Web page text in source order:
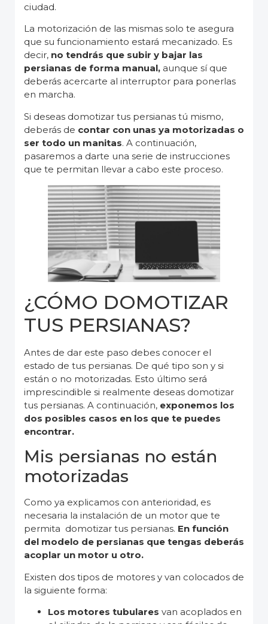
ciudad.
La motorización de las mismas solo te asegura
que su funcionamiento estará mecanizado. Es
decir, no tendrás que subir y bajar las
persianas de forma manual, aunque sí que
deberás acercarte al interruptor para ponerlas
en marcha.
Si deseas domotizar tus persianas tú mismo,
deberás de contar con unas ya motorizadas o
ser todo un manitas. A continuación,
pasaremos a darte una serie de instrucciones
que te permitan llevar a cabo este proceso.
¿CÓMO DOMOTIZAR
TUS PERSIANAS?
Antes de dar este paso debes conocer el
estado de tus persianas. De qué tipo son y si
están o no motorizadas. Esto último será
imprescindible si realmente deseas domotizar
tus persianas. A continuación, exponemos los
dos posibles casos en los que te puedes
encontrar.
Mis persianas no están
motorizadas
Como ya explicamos con anterioridad, es
necesaria la instalación de un motor que te
permita domotizar tus persianas. En función
del modelo de persianas que tengas deberás
acoplar un motor u otro.
Existen dos tipos de motores y van colocados de
la siguiente forma:
Los motores tubulares van acoplados en